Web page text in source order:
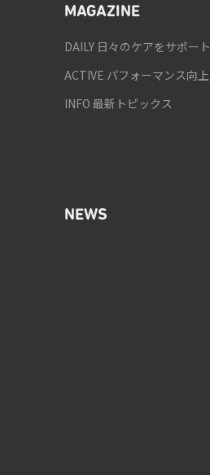
MAGAZINE
DAILY 日々のケアをサポート
ACTIVE パフォーマンス向上
INFO 最新トピックス
NEWS